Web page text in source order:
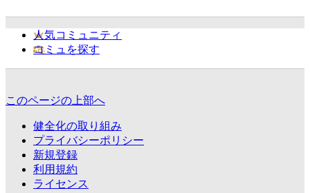
人気コミュニティ
コミュを探す
このページの上部へ
健全化の取り組み
プライバシーポリシー
新規登録
利用規約
ライセンス